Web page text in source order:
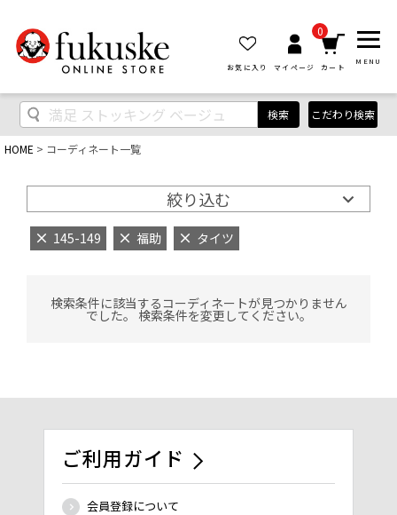
お気に入り マイページ
0
カート
MENU
検索 こだわり検索
HOME コーディネート一覧
絞り込む
145-149 福助 タイツ
検索条件に該当するコーディネートが見つかりません
でした。 検索条件を変更してください。
ご利用ガイド
会員登録について